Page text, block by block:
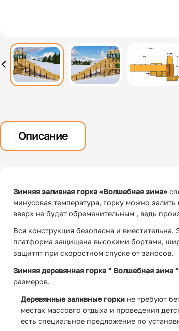
Описание
Зимняя заливная горка «Волшебная зима»
минусовая температура, горку можно
вверх не будет обременительным , ведь
Вся конструкция безопасна и
платформа защищена высокими бортами,
защитят при скоростном спуске от заносов.
Зимняя деревянная горка " Волшебная зима "
размеров.
Деревянные заливные горки не требуют
местах массовго отдыха и проведения
есть специальное предложение по